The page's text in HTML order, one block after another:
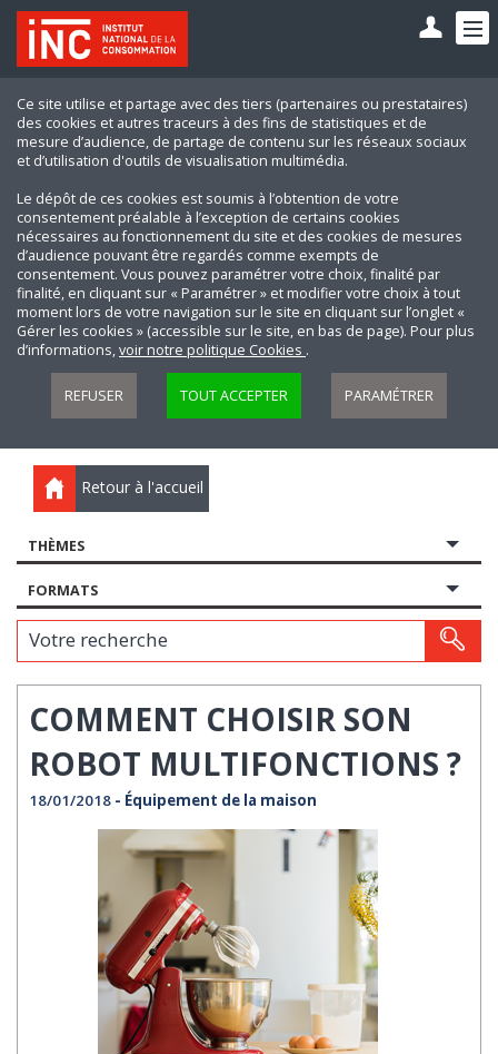
Ce site utilise et partage avec des tiers (partenaires ou prestataires)
des cookies et autres traceurs à des fins de statistiques et de
mesure d’audience, de partage de contenu sur les réseaux sociaux
et d’utilisation d'outils de visualisation multimédia.
Le dépôt de ces cookies est soumis à l’obtention de votre
consentement préalable à l’exception de certains cookies
nécessaires au fonctionnement du site et des cookies de mesures
d’audience pouvant être regardés comme exempts de
consentement. Vous pouvez paramétrer votre choix, finalité par
finalité, en cliquant sur « Paramétrer » et modifier votre choix à tout
moment lors de votre navigation sur le site en cliquant sur l’onglet «
Gérer les cookies » (accessible sur le site, en bas de page). Pour plus
d’informations,voir notre politique Cookies .
REFUSER TOUT ACCEPTER PARAMÉTRER
Retour à l'accueil
THÈMES
FORMATS
Votre recherche
COMMENT CHOISIR SON
ROBOT MULTIFONCTIONS ?
18/01/2018 - Équipement de la maison